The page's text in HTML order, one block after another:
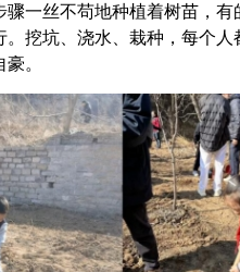
骤一丝不苟地种植着树苗，
。挖坑、浇水、栽种，每个
。